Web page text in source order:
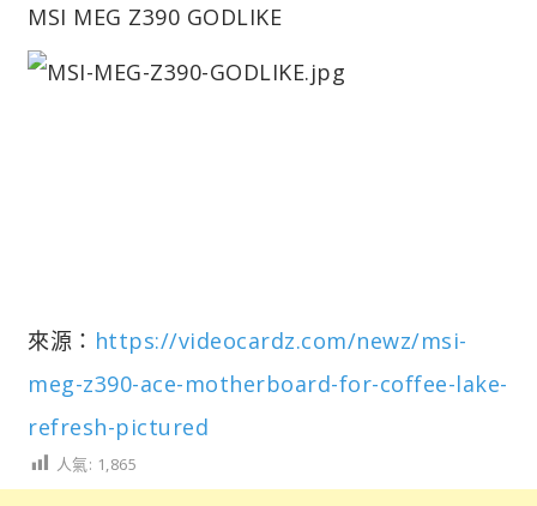
MSI MEG Z390 GODLIKE
來源： https://videocardz.com/newz/msi-
meg-z390-ace-motherboard-for-coffee-lake-
refresh-pictured
人氣: 1,865